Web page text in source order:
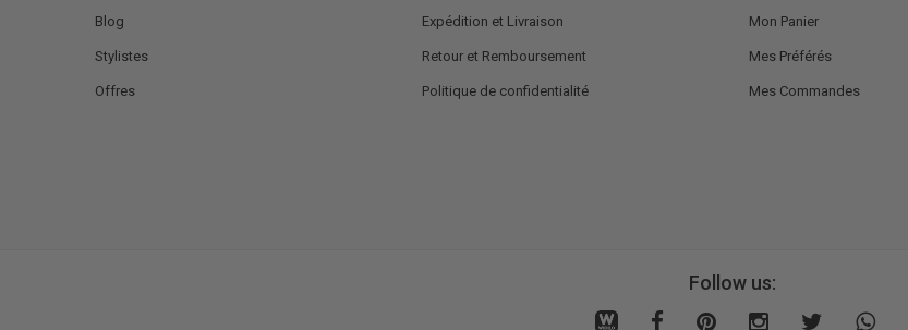
Blog
Stylistes
Offres
Expédition et Livraison
Retour et Remboursement
Politique de confidentialité
Mon Panier
Mes Préférés
Mes Commandes
Follow us: